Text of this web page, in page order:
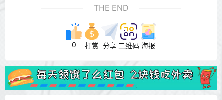
THE END
0 打赏 分享 二维码 海报